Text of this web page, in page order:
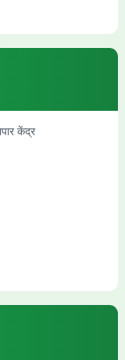
केंद्र